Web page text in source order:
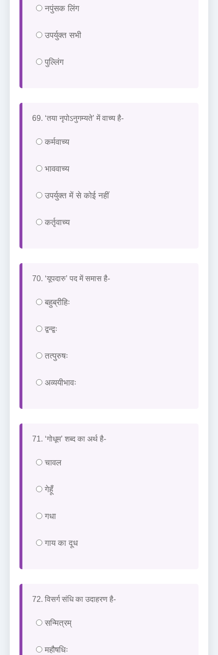
नपुंसक लिंग
उपर्युक्त सभी
पुल्लिंग
69. ‘तया नृपोऽनुगम्यते’ में वाच्य है-
कर्मवाच्य
भाववाच्य
उपर्युक्त में से कोई नहीं
कर्तृवाच्य
70. ‘यूपदारु’ पद में समास है-
बहुब्रीहिः
द्वन्द्वः
तत्पुरुषः
अव्ययीभावः
71. ‘गोधूम’ शब्द का अर्थ है-
चावल
गेहूँ
गधा
गाय का दूध
72. विसर्ग संधि का उदाहरण है-
सन्मित्रम्
महौषधिः